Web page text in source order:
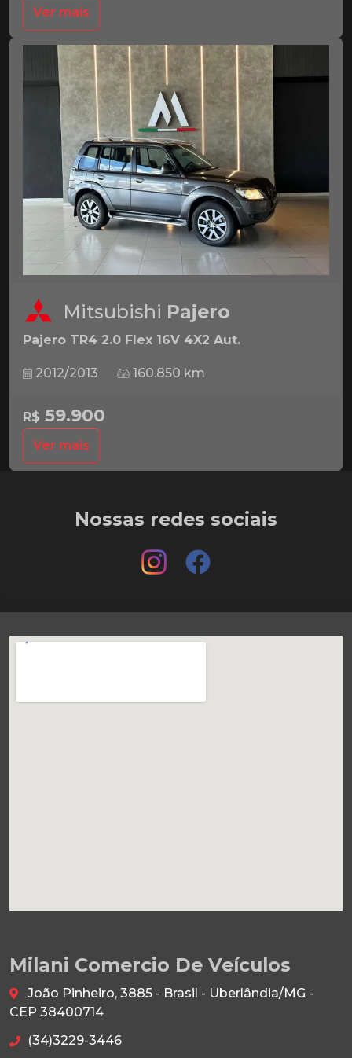
Ver mais
Mitsubishi Pajero
Pajero TR4 2.0 Flex 16V 4X2 Aut.
2012/2013 160.850 km
R$ 59.900
Ver mais
Nossas redes sociais
Milani Comercio De Veículos
João Pinheiro, 3885 - Brasil - Uberlândia/MG -
CEP 38400714
(34)3229-3446